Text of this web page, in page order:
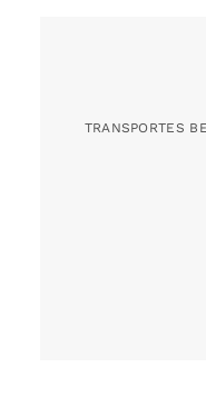
TRANSPORTES